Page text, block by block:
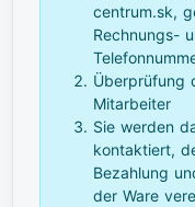
centrum.sk,
Rechnungs-
Überprüfung
Mitarbeiter
Sie werden
kontaktiert,
Bezahlung
der Ware